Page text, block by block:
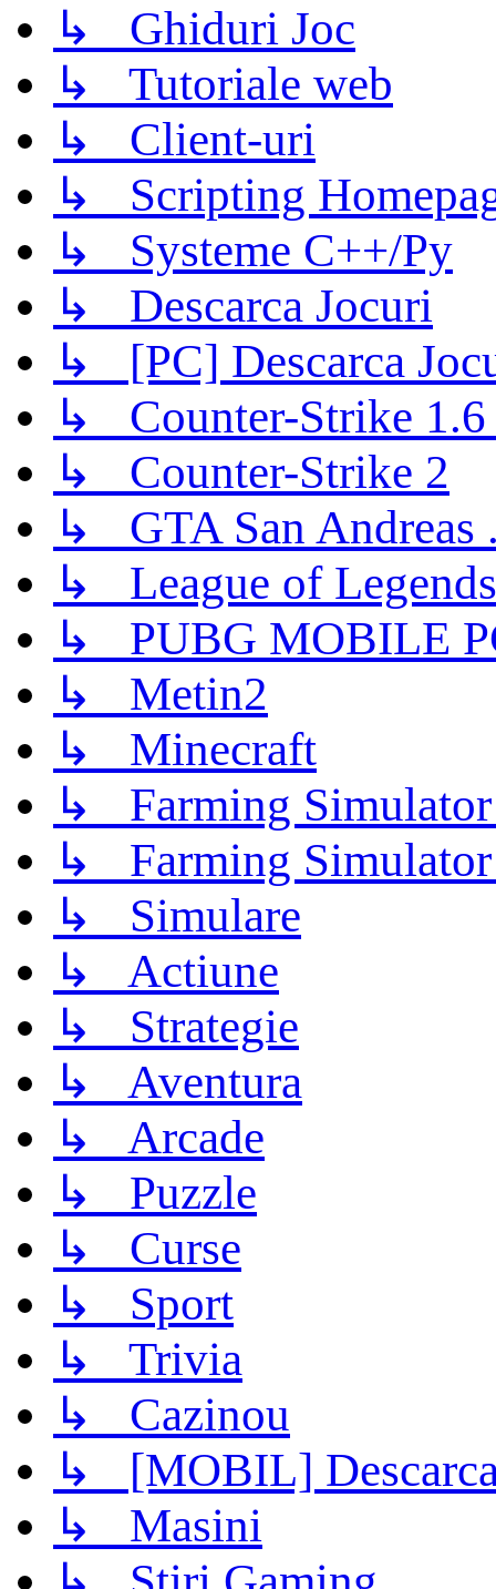
↳ Ghiduri Joc
↳ Tutoriale web
↳ Client-uri
↳ Scripting
↳ Systeme C++/Py
↳ Descarca Jocuri
↳ [PC] Descarca
↳ Counter-Strike 1.6
↳ Counter-Strike 2
↳ GTA San Andreas
↳ League of Legends
↳ PUBG MOBILE
↳ Metin2
↳ Minecraft
↳ Farming
↳ Farming
↳ Simulare
↳ Actiune
↳ Strategie
↳ Aventura
↳ Arcade
↳ Puzzle
↳ Curse
↳ Sport
↳ Trivia
↳ Cazinou
↳ [MOBIL]
↳ Masini